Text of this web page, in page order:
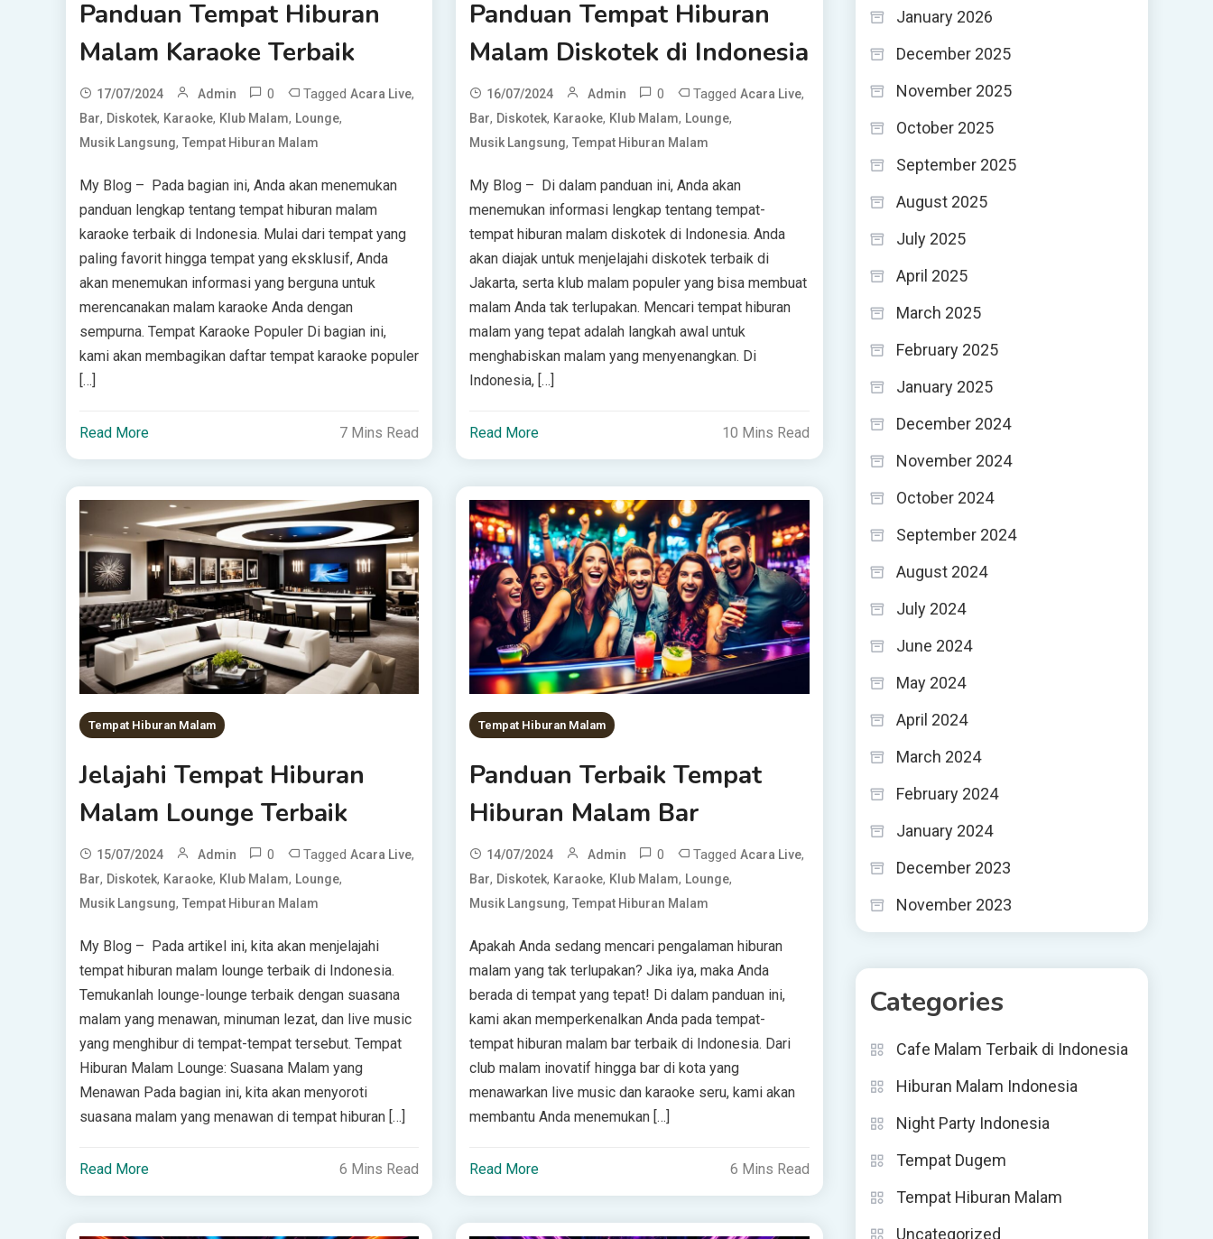
Panduan Tempat Hiburan
Malam Karaoke Terbaik
17/07/2024 Admin 0 Tagged Acara Live,
Bar, Diskotek, Karaoke, Klub Malam, Lounge,
Musik Langsung, Tempat Hiburan Malam
My Blog – Pada bagian ini, Anda akan menemukan
panduan lengkap tentang tempat hiburan malam
karaoke terbaik di Indonesia. Mulai dari tempat yang
paling favorit hingga tempat yang eksklusif, Anda
akan menemukan informasi yang berguna untuk
merencanakan malam karaoke Anda dengan
sempurna. Tempat Karaoke Populer Di bagian ini,
kami akan membagikan daftar tempat karaoke populer
[…]
Read More 7 Mins Read
Panduan Tempat Hiburan
Malam Diskotek di Indonesia
16/07/2024 Admin 0 TaggedAcara Live,
Bar, Diskotek, Karaoke, Klub Malam, Lounge,
Musik Langsung,Tempat Hiburan Malam
My Blog – Di dalam panduan ini, Anda akan
menemukan informasi lengkap tentang tempat-
tempat hiburan malam diskotek di Indonesia. Anda
akan diajak untuk menjelajahi diskotek terbaik di
Jakarta, serta klub malam populer yang bisa membuat
malam Anda tak terlupakan. Mencari tempat hiburan
malam yang tepat adalah langkah awal untuk
menghabiskan malam yang menyenangkan. Di
Indonesia, […]
Read More 10 Mins Read
Tempat Hiburan Malam
Jelajahi Tempat Hiburan
Malam Lounge Terbaik
15/07/2024 Admin 0 Tagged Acara Live,
Bar, Diskotek, Karaoke, Klub Malam, Lounge,
Musik Langsung, Tempat Hiburan Malam
My Blog – Pada artikel ini, kita akan menjelajahi
tempat hiburan malam lounge terbaik di Indonesia.
Temukanlah lounge-lounge terbaik dengan suasana
malam yang menawan, minuman lezat, dan live music
yang menghibur di tempat-tempat tersebut. Tempat
Hiburan Malam Lounge: Suasana Malam yang
Menawan Pada bagian ini, kita akan menyoroti
suasana malam yang menawan di tempat hiburan […]
Read More 6 Mins Read
Tempat Hiburan Malam
Panduan Terbaik Tempat
Hiburan Malam Bar
14/07/2024 Admin 0 TaggedAcara Live,
Bar, Diskotek, Karaoke, Klub Malam, Lounge,
Musik Langsung,Tempat Hiburan Malam
Apakah Anda sedang mencari pengalaman hiburan
malam yang tak terlupakan? Jika iya, maka Anda
berada di tempat yang tepat! Di dalam panduan ini,
kami akan memperkenalkan Anda pada tempat-
tempat hiburan malam bar terbaik di Indonesia. Dari
club malam inovatif hingga bar di kota yang
menawarkan live music dan karaoke seru, kami akan
membantu Anda menemukan […]
Read More 6 Mins Read
January 2026
December 2025
November 2025
October 2025
September 2025
August 2025
July 2025
April 2025
March 2025
February 2025
January 2025
December 2024
November 2024
October 2024
September 2024
August 2024
July 2024
June 2024
May 2024
April 2024
March 2024
February 2024
January 2024
December 2023
November 2023
Categories
Cafe Malam Terbaik di Indonesia
Hiburan Malam Indonesia
Night Party Indonesia
Tempat Dugem
Tempat Hiburan Malam
Uncategorized